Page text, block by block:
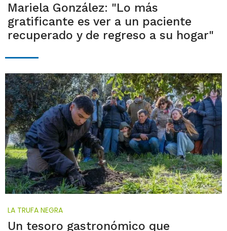
Mariela González: "Lo más
gratificante es ver a un paciente
recuperado y de regreso a su hogar"
LA TRUFA NEGRA
Un tesoro gastronómico que